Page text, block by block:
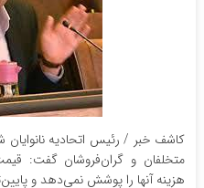
کاشف خبر / رئیس اتحادیه نانوایان
متخلفان و گران‌فروشان گفت:
هزینه آنها را پوشش نمی‌دهد و